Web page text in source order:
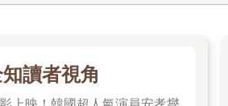
讀者視角